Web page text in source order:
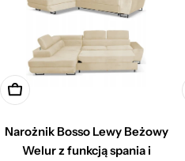
Dodaj do koszyka
Narożnik Bosso Lewy Beżowy
Welur z funkcją spania i